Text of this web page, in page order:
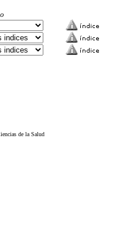
de la Salud